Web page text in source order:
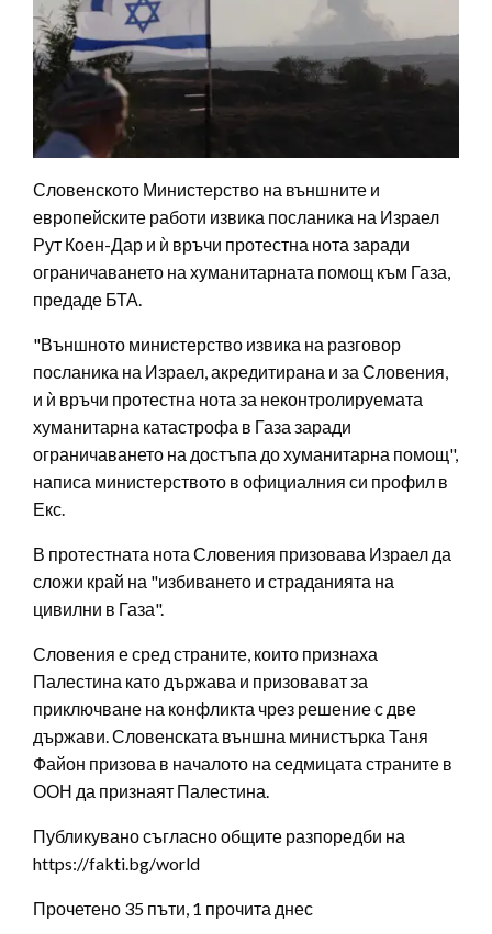
Словенското Министерство на външните и
европейските работи извика посланика на Израел
Рут Коен-Дар и ѝ връчи протестна нота заради
ограничаването на хуманитарната помощ към Газа,
предаде БТА.
"Външното министерство извика на разговор
посланика на Израел, акредитирана и за Словения,
и ѝ връчи протестна нота за неконтролируемата
хуманитарна катастрофа в Газа заради
ограничаването на достъпа до хуманитарна помощ",
написа министерството в официалния си профил в
Екс.
В протестната нота Словения призовава Израел да
сложи край на "избиването и страданията на
цивилни в Газа".
Словения е сред страните, които признаха
Палестина като държава и призовават за
приключване на конфликта чрез решение с две
държави. Словенската външна министърка Таня
Файон призова в началото на седмицата страните в
ООН да признаят Палестина.
Публикувано съгласно общите разпоредби на
https://fakti.bg/world
Прочетено 35 пъти, 1 прочита днес